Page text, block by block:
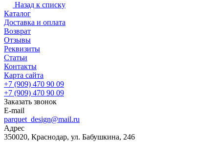
Назад к списку
Каталог
Доставка и оплата
Возврат
Отзывы
Реквизиты
Статьи
Контакты
Карта сайта
+7 (909) 470 90 09
+7 (909) 470 90 09
Заказать звонок
E-mail
parquet_design@mail.ru
Адрес
350020, Краснодар, ул. Бабушкина, 246